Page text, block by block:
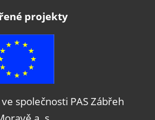
projekty
společnosti PAS Zábřeh